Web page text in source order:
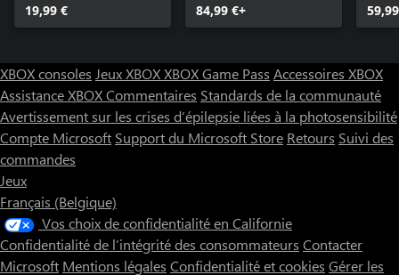
19,99 €
Edition digitale
84,99 €+
XBOX consoles Jeux XBOXXBOX Game Pass Accessoires XBOX
Assistance XBOXCommentaires Standards de la communauté
Avertissement sur les crises d’épilepsie liées à la photosensibilité
Compte Microsoft Support du Microsoft Store Retours Suivi des
commandes
Jeux
Français (Belgique)
Vos choix de confidentialité en Californie
Confidentialité de l’intégrité des consommateurs Contacter
Microsoft Mentions légales Confidentialité et cookies Gérer les